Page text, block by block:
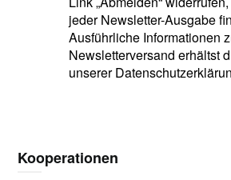
jeder Newsletter-Ausgabe
Ausführliche Informationen
Newsletterversand erhältst
unserer
Kooperationen